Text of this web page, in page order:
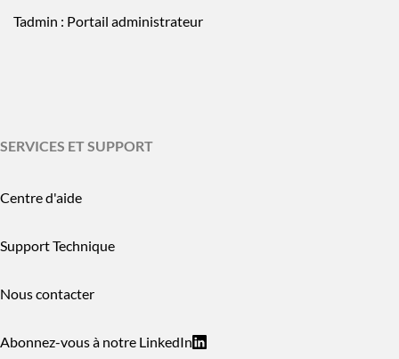
Tadmin : Portail administrateur
SERVICES ET SUPPORT
Centre d'aide
Support Technique
Nous contacter
Abonnez-vous à notre LinkedIn